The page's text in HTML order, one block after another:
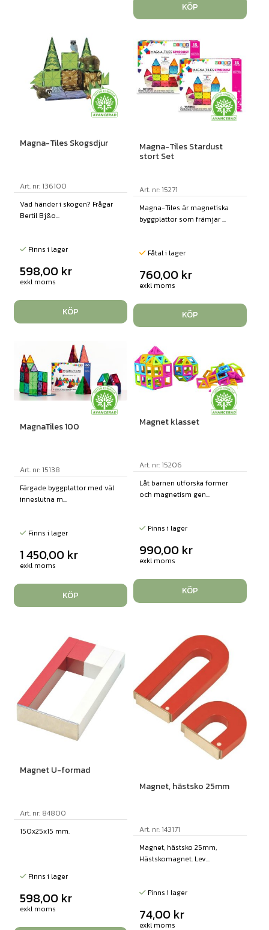
KÖP
Magna-Tiles Skogsdjur
Art. nr: 136100
Vad händer i skogen? Frågar
Bertil Bj&o...
Finns i lager
598,00 kr
exkl moms
KÖP
Magna-Tiles Stardust
stort Set
Art. nr: 15271
Magna-Tiles är magnetiska
byggplattor som främjar ...
Fåtal i lager
760,00 kr
exkl moms
KÖP
MagnaTiles 100
Art. nr: 15138
Färgade byggplattor med väl
inneslutna m...
Finns i lager
1 450,00 kr
exkl moms
KÖP
Magnet klasset
Art. nr: 15206
Låt barnen utforska former
och magnetism gen...
Finns i lager
990,00 kr
exkl moms
KÖP
Magnet U-formad
Art. nr: 84800
150x25x15 mm.
Finns i lager
598,00 kr
exkl moms
Magnet, hästsko 25mm
Art. nr: 143171
Magnet, hästsko 25mm,
Hästskomagnet. Lev...
Finns i lager
74,00 kr
exkl moms